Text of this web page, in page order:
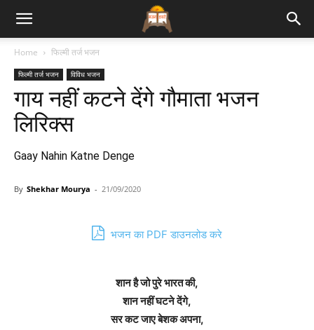
Bhajan
Lyrics
Home फिल्मी तर्ज भजन
फिल्मी तर्ज भजन विविध भजन
गाय नहीं कटने देंगे गौमाता भजन
लिरिक्स
Gaay Nahin Katne Denge
By Shekhar Mourya - 21/09/2020
भजन का PDF डाउनलोड करे
शान है जो पुरे भारत की,
शान नहीं घटने देंगे,
सर कट जाए बेशक अपना,